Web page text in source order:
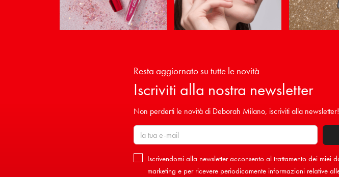
Resta aggiornato su tutte le novità
Iscriviti alla nostra newsletter
Non perderti le novità di Deborah Milano, iscriviti alla newsletter!
Iscrivendomi alla newsletter acconsento al trattamento dei miei
marketing e per ricevere periodicamente informazioni relative